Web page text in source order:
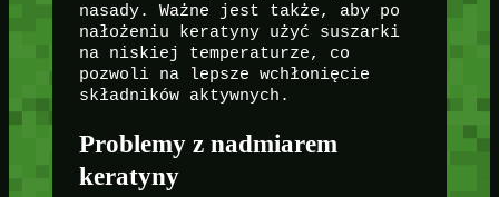
nasady. Ważne jest także, aby po
nałożeniu keratyny użyć suszarki
na niskiej temperaturze, co
pozwoli na lepsze wchłonięcie
składników aktywnych.
Problemy z nadmiarem
keratyny